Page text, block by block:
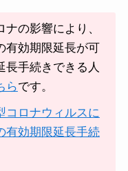
の影響により、
有効期限延長が可
長手続きできる人
らです。
コロナウィルスに
有効期限延長手続